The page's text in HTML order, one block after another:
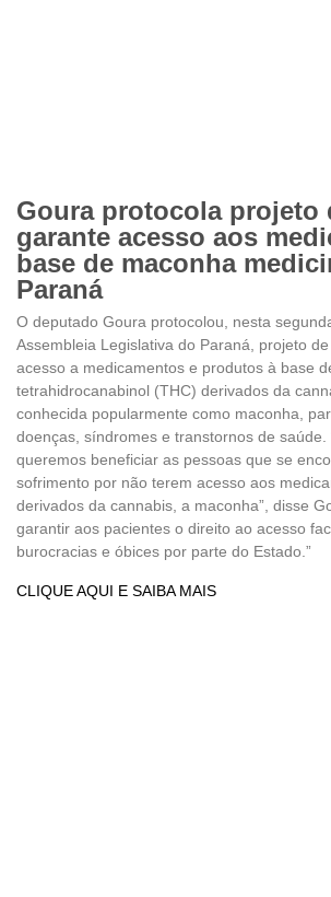
Goura protocola projeto
garante acesso aos
base de maconha
Paraná
O deputado Goura protocolou, nesta
Assembleia Legislativa do Paraná, projeto
acesso a medicamentos e produtos à base
tetrahidrocanabinol (THC) derivados da
conhecida popularmente como maconha,
doenças, síndromes e transtornos de saúde.
queremos beneficiar as pessoas que se
sofrimento por não terem acesso aos
derivados da cannabis, a maconha”, disse
garantir aos pacientes o direito ao acesso
burocracias e óbices por parte do Estado.”
CLIQUE AQUI E SAIBA MAIS